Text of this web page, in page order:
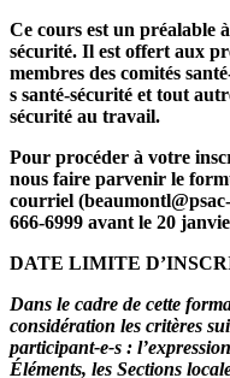
Ce cours est un préalable
sécurité. Il est offert aux
membres des comités
s santé-sécurité et tout
sécurité au travail.
Pour procéder à votre
nous faire parvenir le
courriel
666-6999 avant le 20
DATE LIMITE
Dans le cadre de cette
considération les critères
participant-e-s :
Éléments, les Sections